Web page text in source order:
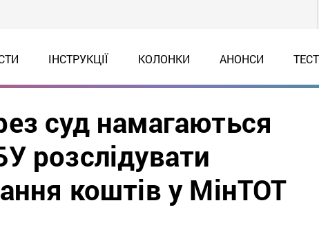
ІНСТРУКЦІЇ КОЛОНКИ АНОНСИ
суд намагаються
розслідувати
коштів у МінТОТ